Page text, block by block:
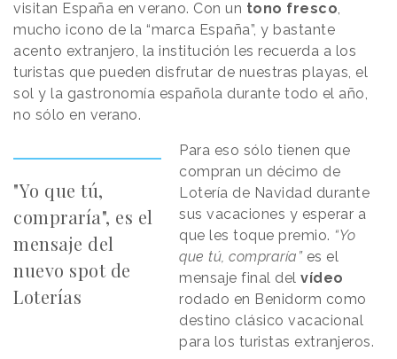
visitan España en verano. Con un tono fresco,
mucho icono de la “marca España”, y bastante
acento extranjero, la institución les recuerda a los
turistas que pueden disfrutar de nuestras playas, el
sol y la gastronomía española durante todo el año,
no sólo en verano.
"Yo que tú,
compraría", es el
mensaje del
nuevo spot de
Loterías
Para eso sólo tienen que
compran un décimo de
Lotería de Navidad durante
sus vacaciones y esperar a
que les toque premio. “Yo
que tú, compraría” es el
mensaje final delvídeo
rodado en Benidorm como
destino clásico vacacional
para los turistas extranjeros.